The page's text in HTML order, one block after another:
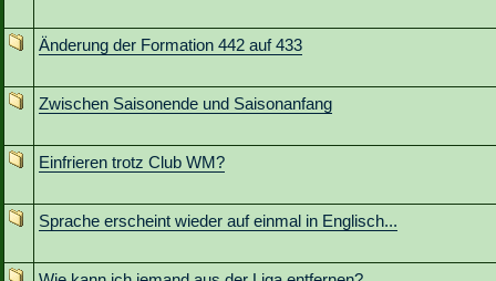
Änderung der Formation 442 auf 433
Zwischen Saisonende und Saisonanfang
Einfrieren trotz Club WM?
Sprache erscheint wieder auf einmal in Englisch...